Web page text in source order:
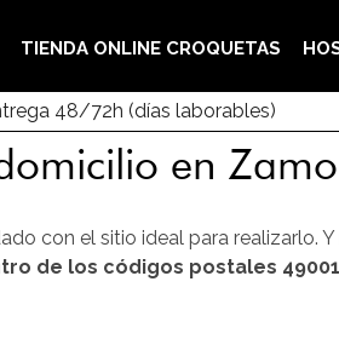
TIENDA ONLINE CROQUETAS
48/72h (días laborables)
en
con el sitio ideal para realizarlo.
de los códigos postales